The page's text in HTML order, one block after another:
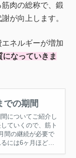
肉の総称で、鍛
が向上します。
ネルギーが増加
なっていきま
での期間
についてご紹介し
ていくので、筋ト
間の継続が必要で
には6ヶ月ほど続